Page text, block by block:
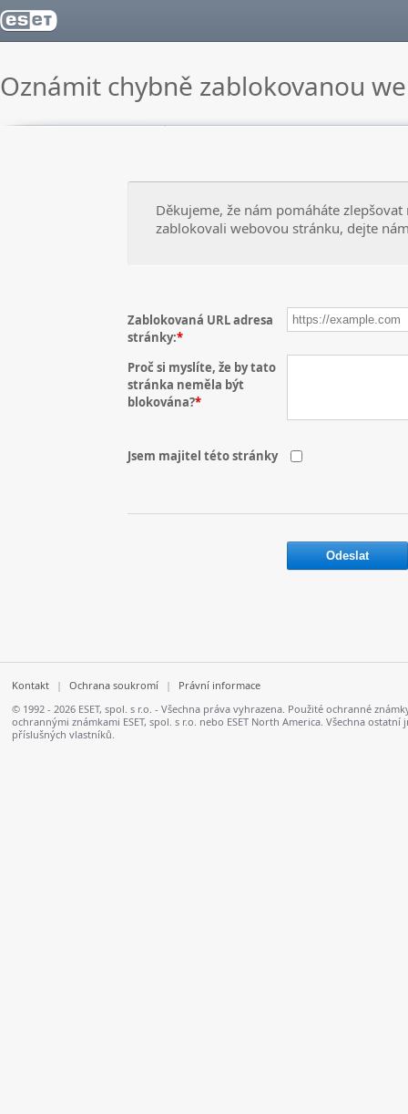
Oznámit chybně zablokovanou
Děkujeme, že nám pomáháte
zablokovali webovou stránku, dejte
Zablokovaná URL adresa
stránky:*
Proč si myslíte, že by tato
stránka neměla být
blokována?*
Jsem majitel této stránky
Kontakt | Ochrana soukromí |
Právní informace
© 1992 - 2026 ESET, spol. s r.o. - Všechna práva vyhrazena. Použité ochranné
ochrannými známkami ESET, spol. s r.o. nebo ESET North America. Všechna
příslušných vlastníků.